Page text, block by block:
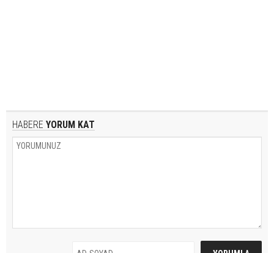
HABERE YORUM KAT